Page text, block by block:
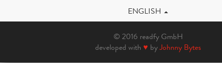
ENGLISH
© 2016 readfy GmbH
developed with ♥ byJohnny Bytes